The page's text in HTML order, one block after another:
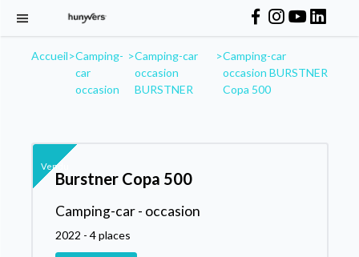
Accueil>Camping-
car
occasion
>Camping-car
occasion
BURSTNER
>Camping-car
occasion BURSTNER
Copa 500
Vendu
Burstner Copa 500
Camping-car - occasion
2022 - 4 places